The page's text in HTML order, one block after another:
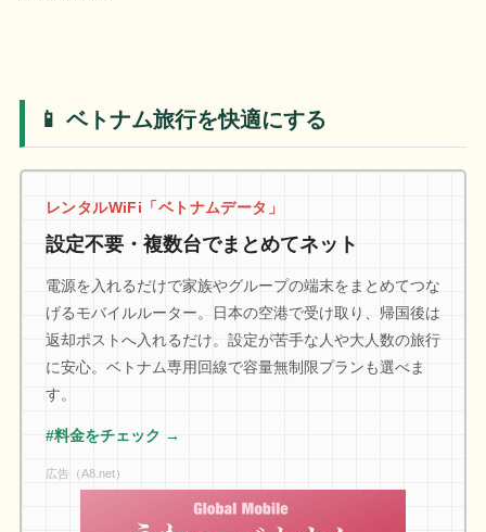
📱 ベトナム旅行を快適にする
レンタルWiFi「ベトナムデータ」
設定不要・複数台でまとめてネット
電源を入れるだけで家族やグループの端末をまとめてつな
げるモバイルルーター。日本の空港で受け取り、帰国後は
返却ポストへ入れるだけ。設定が苦手な人や大人数の旅行
に安心。ベトナム専用回線で容量無制限プランも選べま
す。
#料金をチェック →
広告（A8.net）